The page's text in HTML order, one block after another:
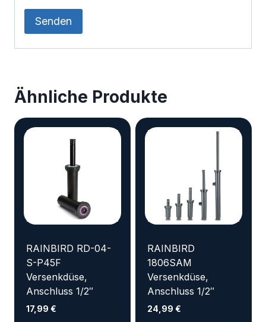
Ähnliche Produkte
RAINBIRD RD-04-
S-P45F
Versenkdüse,
Anschluss 1/2″
17,99 €
RAINBIRD
1806SAM
Versenkdüse,
Anschluss 1/2″
24,99 €